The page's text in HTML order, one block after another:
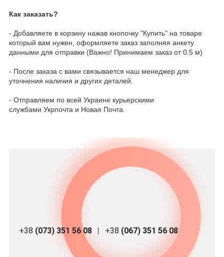
Как заказать?
- Добавляете в корзину нажав кнопочку "Купить" на товаре
который вам нужен, оформляете заказ заполняя анкету
данными для отправки (Важно! Принимаем заказ от 0.5 м)
- После заказа с вами связывается наш менеджер для
уточнения наличия и других деталей.
- Отправляем по всей Украине курьерскими
службами Укрпочта и Новая Почта.
+38 (073) 351 56 08 +38 (067) 351 56 08